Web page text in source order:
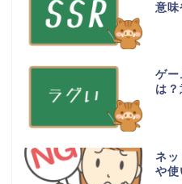
意味
ゲー
は？
ネッ
や使